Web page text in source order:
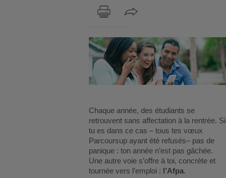
Chaque année, des étudiants se
retrouvent sans affectation à la rentrée. Si
tu es dans ce cas – tous tes vœux
Parcoursup ayant été refusés– pas de
panique : ton année n’est pas gâchée.
Une autre voie s’offre à toi, concrète et
tournée vers l’emploi :
l’Afpa.